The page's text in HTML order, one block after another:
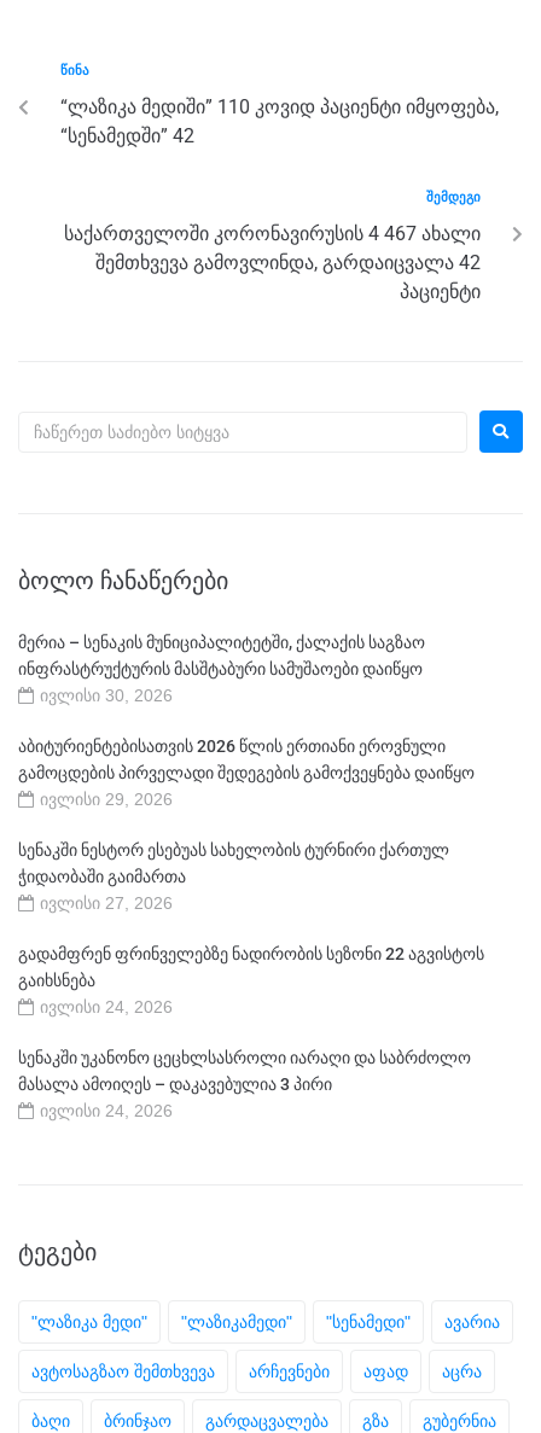
b
o
o
g
er
m p
p
ᲬᲘᲜᲐ
“ლაზიკა მედიში” 110 კოვიდ პაციენტი იმყოფება,
“სენამედში” 42
ᲨᲔᲛᲓᲔᲒᲘ
საქართველოში კორონავირუსის 4 467 ახალი
შემთხვევა გამოვლინდა, გარდაიცვალა 42
პაციენტი
ᲑᲝᲚᲝ ᲩᲐᲜᲐᲬᲔᲠᲔᲑᲘ
მერია – სენაკის მუნიციპალიტეტში, ქალაქის საგზაო
ინფრასტრუქტურის მასშტაბური სამუშაოები დაიწყო
ივლისი 30, 2026
აბიტურიენტებისათვის 2026 წლის ერთიანი ეროვნული
გამოცდების პირველადი შედეგების გამოქვეყნება დაიწყო
ივლისი 29, 2026
სენაკში ნესტორ ესებუას სახელობის ტურნირი ქართულ
ჭიდაობაში გაიმართა
ივლისი 27, 2026
გადამფრენ ფრინველებზე ნადირობის სეზონი 22 აგვისტოს
გაიხსნება
ივლისი 24, 2026
სენაკში უკანონო ცეცხლსასროლი იარაღი და საბრძოლო
მასალა ამოიღეს – დაკავებულია 3 პირი
ივლისი 24, 2026
ᲢᲔᲒᲔᲑᲘ
"ლაზიკა მედი" "ლაზიკამედი" "სენამედი" ავარია
ავტოსაგზაო შემთხვევა არჩევნები აფად აცრა
ბაღი ბრინჯაო გარდაცვალება გზა გუბერნია